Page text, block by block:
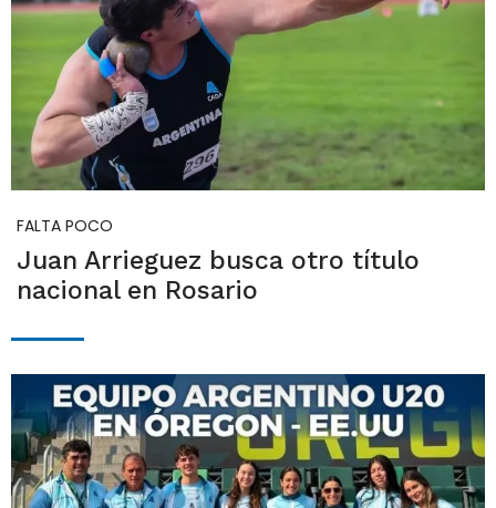
FALTA POCO
Juan Arrieguez busca otro título
nacional en Rosario